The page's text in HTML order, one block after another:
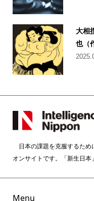
大相
也（
日本の課題を克服するため
オンサイトです。「新生日本
Menu